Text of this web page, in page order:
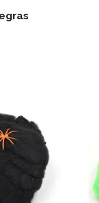
Ver detalles